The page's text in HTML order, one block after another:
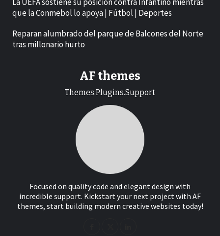
que la Conmebol lo apoya | Fútbol | Deportes
Reparan alumbrado del parque de Balcones del Norte
tras millonario hurto
AF themes
Themes.Plugins.Support
Focused on quality code and elegant design with
incredible support. Kickstart your next project with AF
themes, start building modern creative websites today!